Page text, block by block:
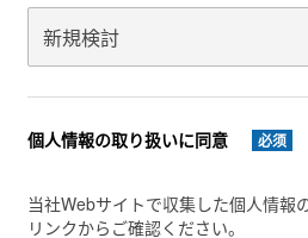
個人情報の取り扱いに同意 必须
当社Webサイトで収集した個人情報
リンクからご確認ください。